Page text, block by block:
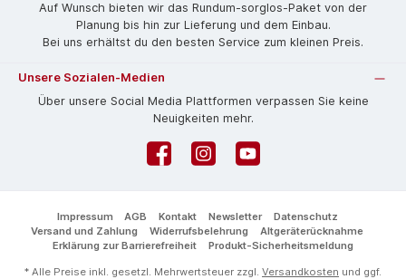
Auf Wunsch bieten wir das Rund­um-sorg­los-Pa­ket von der
Planung bis hin zur Lieferung und dem Einbau.
Bei uns erhältst du den besten Service zum kleinen Preis.
Unsere Sozialen-Medien
Über unsere Social Media Plattformen verpassen Sie keine
Neuigkeiten mehr.
FacebookInstagramYouTube
Impressum AGB Kontakt Newsletter
Datenschutz
Versand und Zahlung
Widerrufsbelehrung
Altgeräterücknahme
Erklärung zur Barrierefreiheit
Produkt-Sicherheitsmeldung
* Alle Preise inkl. gesetzl. Mehrwertsteuer zzgl. Versandkosten und ggf.